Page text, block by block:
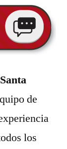
de
los